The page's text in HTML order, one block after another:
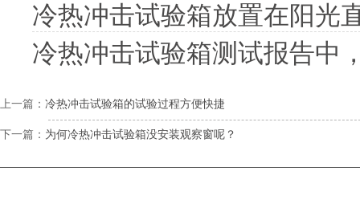
冷热冲击试验箱放置在阳光
冷热冲击试验箱测试报告中
上一篇： 冷热冲击试验箱的试验过程方便快捷
下一篇： 为何冷热冲击试验箱没安装观察窗呢？